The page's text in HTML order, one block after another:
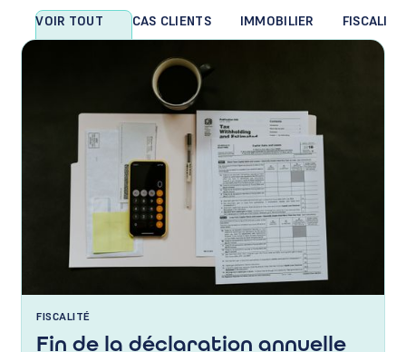
VOIR TOUT CAS CLIENTS IMMOBILIER FISCALITÉ
FISCALITÉ
Fin de la déclaration annuelle